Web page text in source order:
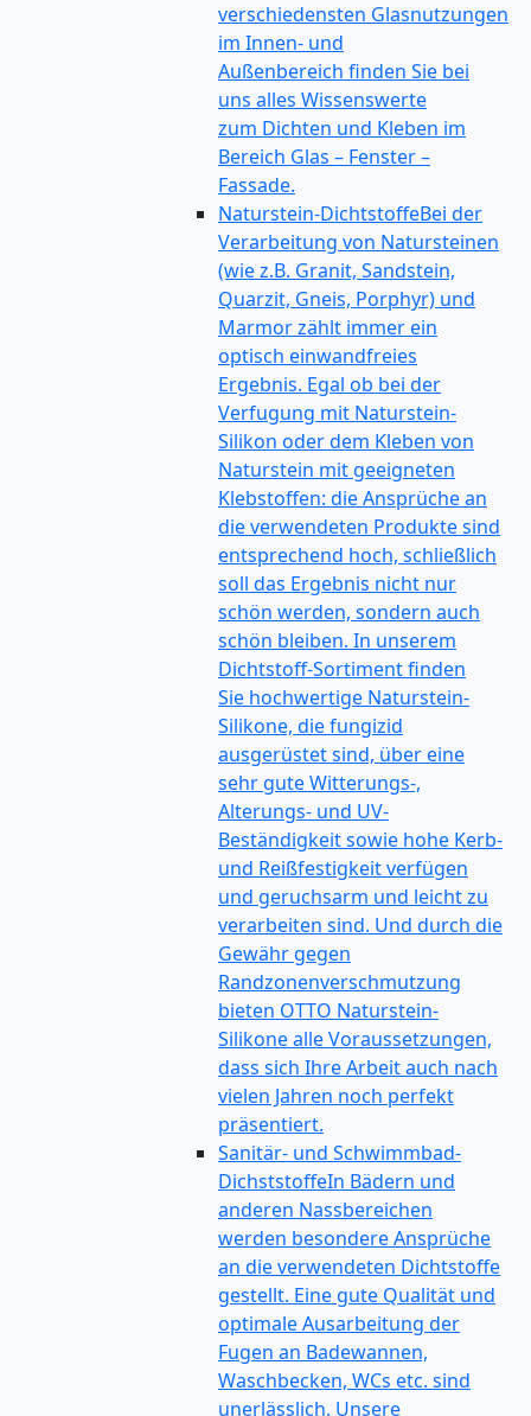
verschiedensten Glasnutzungen
im Innen- und
Außenbereich finden Sie bei
uns alles Wissenswerte
zum Dichten und Kleben im
Bereich Glas – Fenster –
Fassade.
Naturstein-DichtstoffeBei der
Verarbeitung von Natursteinen
(wie z.B. Granit, Sandstein,
Quarzit, Gneis, Porphyr) und
Marmor zählt immer ein
optisch einwandfreies
Ergebnis. Egal ob bei der
Verfugung mit Naturstein-
Silikon oder dem Kleben von
Naturstein mit geeigneten
Klebstoffen: die Ansprüche an
die verwendeten Produkte sind
entsprechend hoch, schließlich
soll das Ergebnis nicht nur
schön werden, sondern auch
schön bleiben. In unserem
Dichtstoff-Sortiment finden
Sie hochwertige Naturstein-
Silikone, die fungizid
ausgerüstet sind, über eine
sehr gute Witterungs-,
Alterungs- und UV-
Beständigkeit sowie hohe Kerb-
und Reißfestigkeit verfügen
und geruchsarm und leicht zu
verarbeiten sind. Und durch die
Gewähr gegen
Randzonenverschmutzung
bieten OTTO Naturstein-
Silikone alle Voraussetzungen,
dass sich Ihre Arbeit auch nach
vielen Jahren noch perfekt
präsentiert.
Sanitär- und Schwimmbad-
DichststoffeIn Bädern und
anderen Nassbereichen
werden besondere Ansprüche
an die verwendeten Dichtstoffe
gestellt. Eine gute Qualität und
optimale Ausarbeitung der
Fugen an Badewannen,
Waschbecken, WCs etc. sind
unerlässlich. Unsere